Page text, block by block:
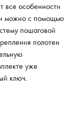
все особенности
можно с помощью
пошаговой
полотен
уже
ключ.